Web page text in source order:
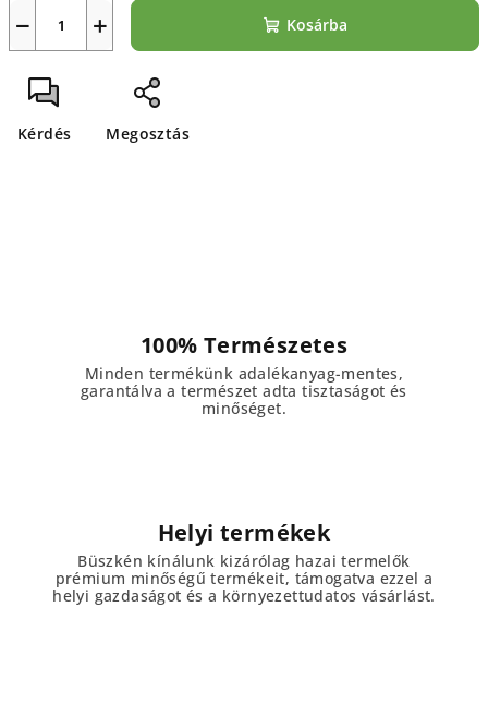
+
− Kosárba
Kérdés Megosztás
100% Természetes
Minden termékünk adalékanyag-mentes,
garantálva a természet adta tisztaságot és
minőséget.
Helyi termékek
Büszkén kínálunk kizárólag hazai termelők
prémium minőségű termékeit, támogatva ezzel a
helyi gazdaságot és a környezettudatos vásárlást.